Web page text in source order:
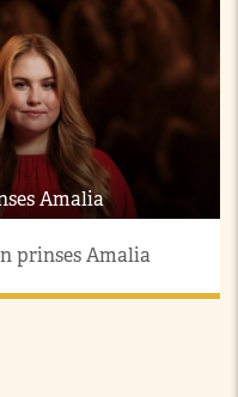
Amalia
prinses Amalia